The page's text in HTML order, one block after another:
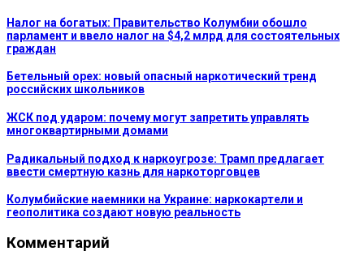
Налог на богатых: Правительство Колумбии обошло
парламент и ввело налог на $4,2 млрд для состоятельных
граждан
Бетельный орех: новый опасный наркотический тренд
российских школьников
ЖСК под ударом: почему могут запретить управлять
многоквартирными домами
Радикальный подход к наркоугрозе: Трамп предлагает
ввести смертную казнь для наркоторговцев
Колумбийские наемники на Украине: наркокартели и
геополитика создают новую реальность
Комментарий